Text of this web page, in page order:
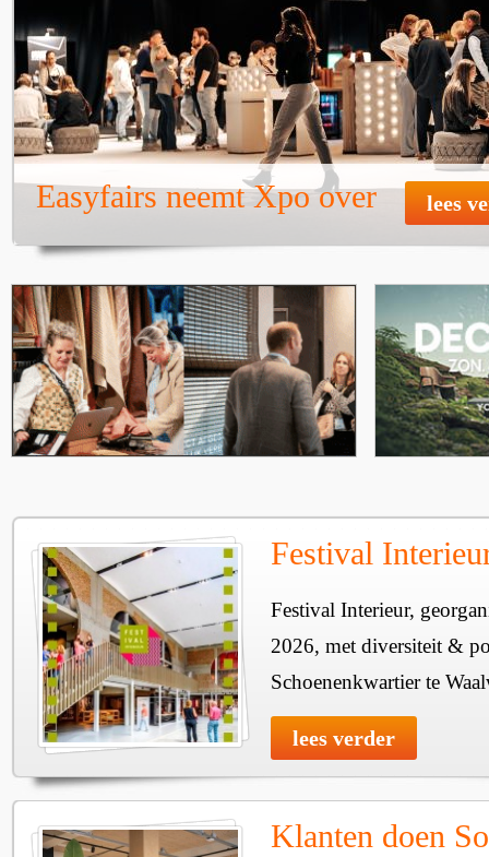
Easyfairs neemt Xpo over lees
Festival
Festival Interieur,
2026, met diversiteit &
Schoenenkwartier te
lees verder
Klanten doen